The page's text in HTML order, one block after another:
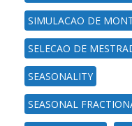
SIMULACAO DE
SELECAO DE
SEASONALITY
SEASONAL